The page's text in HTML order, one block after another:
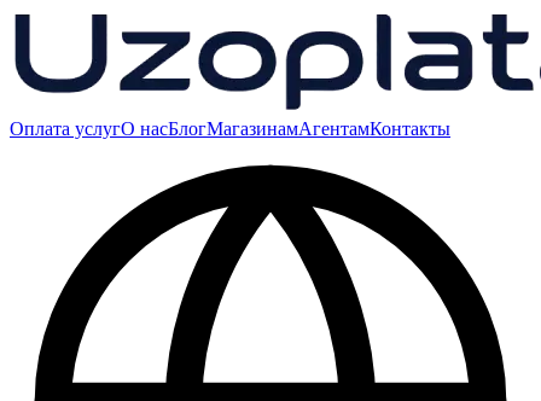
Оплата услугО насБлогМагазинамАгентамКонтакты